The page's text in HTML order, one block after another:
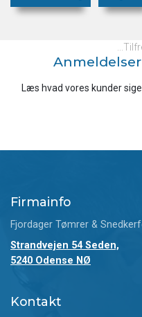
Læs hvad vores kunder
Firmainfo
Fjordager Tømrer &
Strandvejen 54 Seden,
5240 Odense NØ
Kontakt